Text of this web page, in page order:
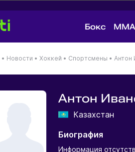
Бокс MMA
• Новости • Хоккей • Спортсмены • Антон
Антон
Казахстан
Биография
Информация